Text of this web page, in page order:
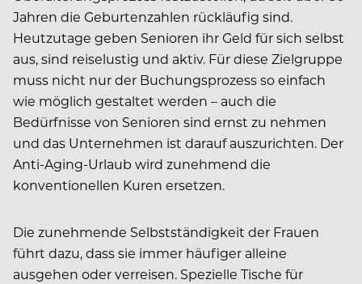
Jahren die Geburtenzahlen rückläufig sind.
Heutzutage geben Senioren ihr Geld für sich selbst
aus, sind reiselustig und aktiv. Für diese Zielgruppe
muss nicht nur der Buchungsprozess so einfach
wie möglich gestaltet werden – auch die
Bedürfnisse von Senioren sind ernst zu nehmen
und das Unternehmen ist darauf auszurichten. Der
Anti-Aging-Urlaub wird zunehmend die
konventionellen Kuren ersetzen.
Die zunehmende Selbstständigkeit der Frauen
führt dazu, dass sie immer häufiger alleine
ausgehen oder verreisen. Spezielle Tische für